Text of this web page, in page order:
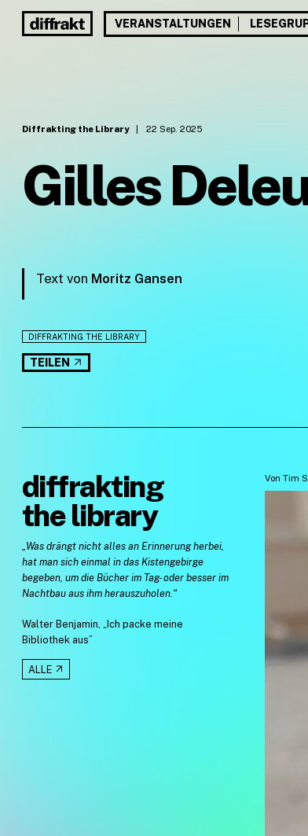
VERANSTALTUNGEN
Diffrakting the Library | 22 Sep. 2025
Gilles
Text von Moritz Gansen
DIFFRAKTING THE LIBRARY
TEILEN
diffrakting
the library
„Was drängt nicht alles an Erinnerung herbei,
hat man sich einmal in das Kistengebirge
begeben, um die Bücher im Tag- oder besser im
Nachtbau aus ihm herauszuholen.“
Walter Benjamin, „Ich packe meine
Bibliothek aus”
ALLE
VonTim